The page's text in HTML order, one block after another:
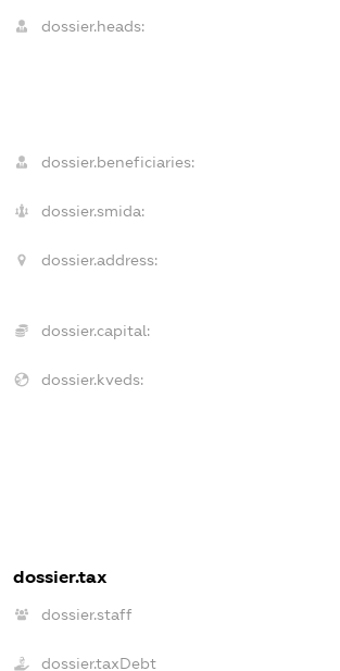
dossier.heads:
dossier.beneficiaries:
dossier.smida:
dossier.address:
dossier.capital:
dossier.kveds:
dossier.tax
dossier.staff
dossier.taxDebt